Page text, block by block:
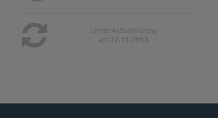
Letzte Aktualisierung
am 17.11.2015